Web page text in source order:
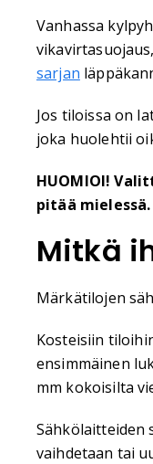
Vanhassa
sarjan
Jos tiloissa on
joka huolehtii
HUOMIOI!
pitää mielessä.
Mitkä
Märkätilojen
Kosteisiin
ensimmäinen
mm kokoisilta
Sähkölaitteiden
vaihdetaan tai